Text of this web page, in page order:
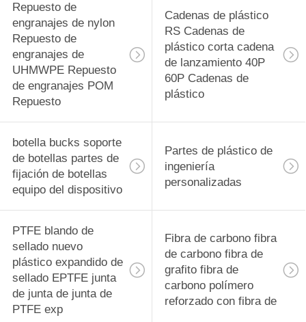
Repuesto de
engranajes de nylon
Repuesto de
engranajes de
UHMWPE Repuesto
de engranajes POM
Repuesto
Cadenas de plástico
RS Cadenas de
plástico corta cadena
de lanzamiento 40P
60P Cadenas de
plástico
botella bucks soporte
de botellas partes de
fijación de botellas
equipo del dispositivo
Partes de plástico de
ingeniería
personalizadas
PTFE blando de
sellado nuevo
plástico expandido de
sellado EPTFE junta
de junta de junta de
PTFE exp
Fibra de carbono fibra
de carbono fibra de
grafito fibra de
carbono polímero
reforzado con fibra de